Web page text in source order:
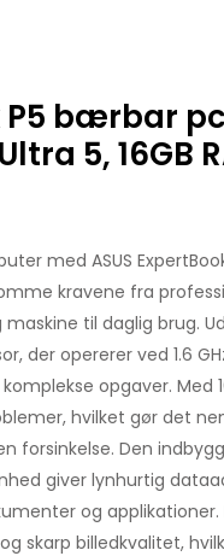
P5 bærbar
5, 16GB
med ASUS
kravene fra
til daglig brug.
der opererer ved 1.6
opgaver. Med 16
hvilket gør det
Den
giver lynhurtig
og applikationer.
skarp billedkvalitet,